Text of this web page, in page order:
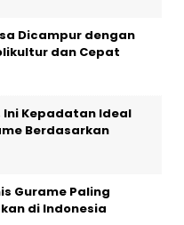
Dicampur dengan
dan Cepat
Ini Kepadatan Ideal
Berdasarkan
Gurame Paling
di Indonesia